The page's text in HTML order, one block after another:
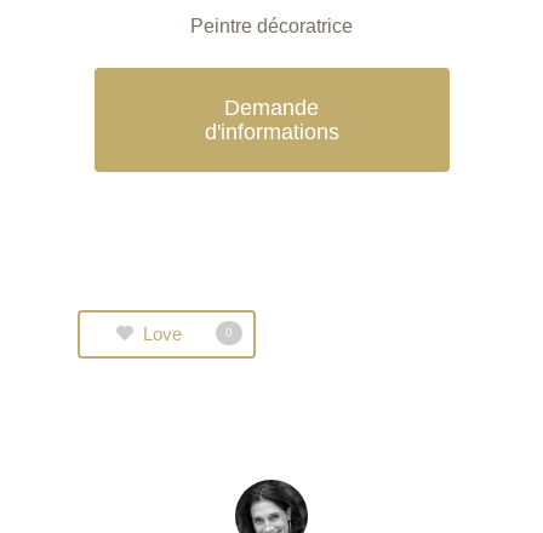
Peintre décoratrice
Demande
d'informations
Love 0